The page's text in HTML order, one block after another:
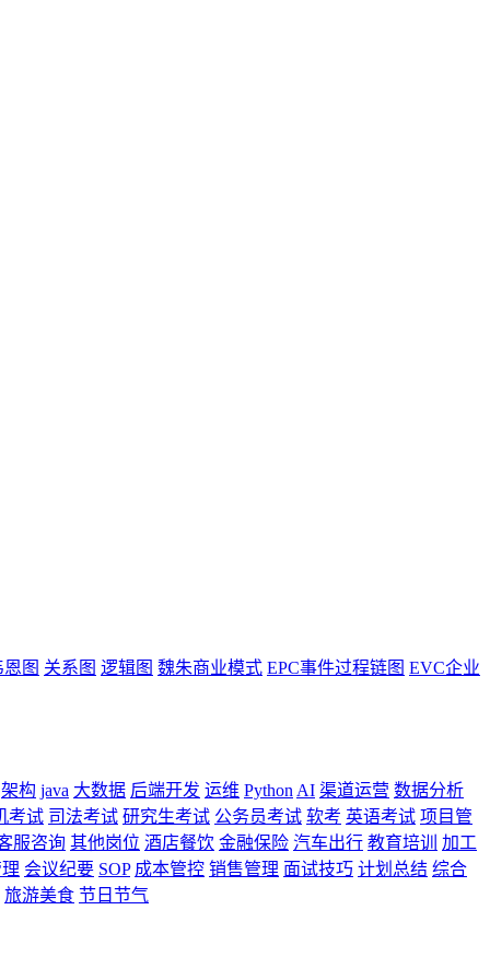
恩图 关系图 逻辑图 魏朱商业模式 EPC事件过程链图 EVC企业
架构 java 大数据 后端开发 运维 Python AI 渠道运营 数据分析
考试 司法考试 研究生考试 公务员考试 软考 英语考试 项目管
服咨询 其他岗位 酒店餐饮 金融保险 汽车出行 教育培训
加工
会议纪要 SOP 成本管控 销售管理 面试技巧 计划总结 综合
旅游美食 节日节气